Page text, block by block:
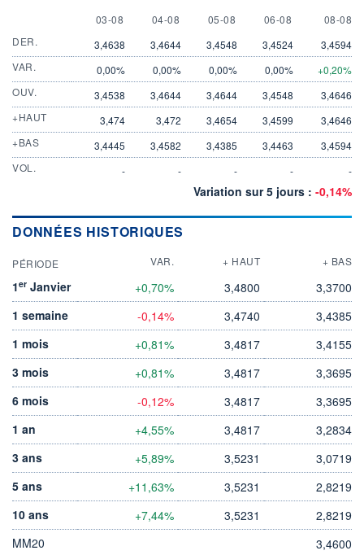
3 AUGUST
03-08 4 AUGUST
04-08 5 AUGUST
05-08 6 AUGUST
06-08 8
08-08
DER.
3,4638 3,4644 3,4548 3,4524
3,4594
VAR.
0,00% 0,00% 0,00% 0,00%
+0,20%
OUV.
3,4538 3,4644 3,4644 3,4548
3,4646
+HAUT
3,474 3,472 3,4654 3,4599
3,4646
+BAS
3,4445 3,4582 3,4385 3,4463
3,4594
VOL.
- - - - -
Variation sur 5 jours : -0,14%
DONNÉES HISTORIQUES
PÉRIODE VAR. + HAUT + BAS
1er Janvier +0,70% 3,4800
3,3700
1 semaine
-0,14% 3,4740
3,4385
1 mois
+0,81% 3,4817
3,4155
3 mois
+0,81% 3,4817
3,3695
6 mois
-0,12% 3,4817
3,3695
1 an
+4,55% 3,4817
3,2834
3 ans
+5,89% 3,5231
3,0719
5 ans
+11,63% 3,5231
2,8219
10 ans
+7,44% 3,5231
2,8219
MM20
3,4600